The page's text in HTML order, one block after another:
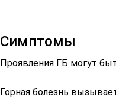
Симптомы
Проявления ГБ могут
Горная болезнь